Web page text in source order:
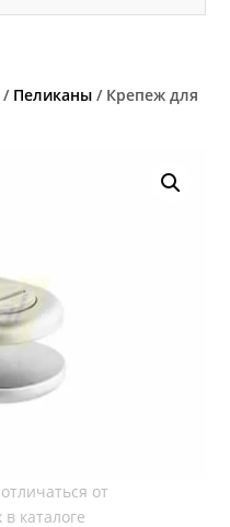
/ Пеликаны / Крепеж для